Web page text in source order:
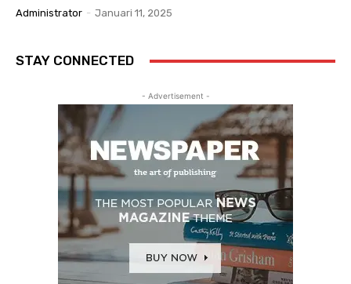
Administrator - Januari 11, 2025
STAY CONNECTED
- Advertisement -